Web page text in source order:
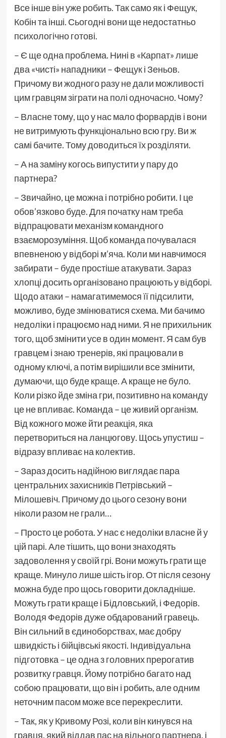
Все інше він уже робить. Так само як і Фещук,
Кобін та інші. Сьогодні вони ще недостатньо
психологічно готові.
– Є ще одна проблема. Нині в «Карпат» лише
два «чисті» нападники – Фещук і Зеньов.
Причому ви жодного разу не дали можливості
цим гравцям зіграти на полі одночасно. Чому?
– Власне тому, що у нас мало форвардів і вони
не витримують функціонально всю гру. Ви ж
самі бачите. Тому доводиться їх розділяти.
– А на заміну когось випустити у пару до
партнера?
– Звичайно, це можна і потрібно робити. І це
обов’язково буде. Для початку нам треба
відпрацювати механізм командного
взаєморозуміння. Щоб команда почувалася
впевненою у відборі м’яча. Коли ми навчимося
забирати – буде простіше атакувати. Зараз
хлопці досить організовано працюють у відборі.
Щодо атаки – намагатимемося її підсилити,
можливо, буде змінюватися схема. Ми бачимо
недоліки і працюємо над ними. Я не прихильник
того, щоб змінити усе в один момент. Я сам був
гравцем і знаю тренерів, які працювали в
одному ключі, а потім вирішили все змінити,
думаючи, що буде краще. А краще не було.
Коли різко йде зміна гри, позитивно на команду
це не впливає. Команда – це живий організм.
Від кожного може йти реакція, яка
перетвориться на ланцюгову. Щось упустиш –
відразу впливає на колектив.
– Зараз досить надійною виглядає пара
центральних захисників Петрівський –
Мілошевіч. Причому до цього сезону вони
ніколи разом не грали…
– Просто це робота. У нас є недоліки власне й у
цій парі. Але тішить, що вони знаходять
задоволення у своїй грі. Вони можуть грати ще
краще. Минуло лише шість ігор. От після сезону
можна буде про щось говорити докладніше.
Можуть грати краще і Бідловський, і Федорів.
Володя Федорів дуже обдарований гравець.
Він сильний в єдиноборствах, має добру
швидкість і бійцівські якості. Індивідуальна
підготовка – це одна з головних прерогатив
розвитку гравця. Йому потрібно багато над
собою працювати, що він і робить, але одним
неточним пасом може все перекреслити.
– Так, як у Кривому Розі, коли він кинувся на
гравця, який віддав пас на вільного партнера, і